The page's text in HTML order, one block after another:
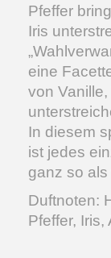
Pfeffer
Iris
eine
von
In diesem
ist jedes
ganz so
Duftnoten:
Pfeffer,